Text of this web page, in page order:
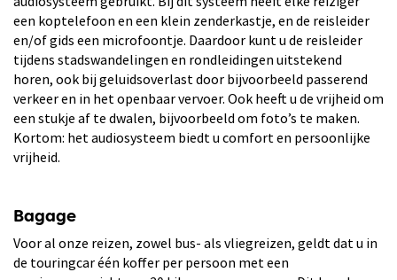
een koptelefoon en een klein zenderkastje, en de reisleider
en/of gids een microfoontje. Daardoor kunt u de reisleider
tijdens stadswandelingen en rondleidingen uitstekend
horen, ook bij geluidsoverlast door bijvoorbeeld passerend
verkeer en in het openbaar vervoer. Ook heeft u de vrijheid om
een stukje af te dwalen, bijvoorbeeld om foto’s te maken.
Kortom: het audiosysteem biedt u comfort en persoonlijke
vrijheid.
Bagage
Voor al onze reizen, zowel bus- als vliegreizen, geldt dat u in
de touringcar één koffer per persoon met een